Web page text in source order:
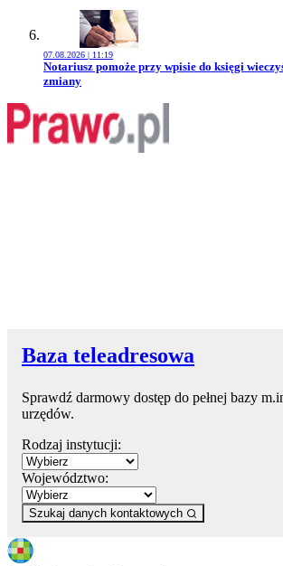
07.08.2026 | 11:19
Przejdź do artykułu:
Notariusz pomoże przy wpisie do księgi
zmiany
Baza teleadresowa
Sprawdź darmowy dostęp do pełnej bazy
urzędów.
Rodzaj instytucji:
Województwo:
Szukaj danych kontaktowych